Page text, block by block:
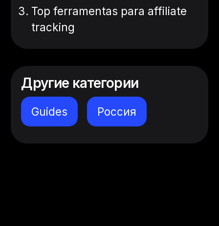
Top ferramentas para affiliate
tracking
Другие категории
Guides Россия